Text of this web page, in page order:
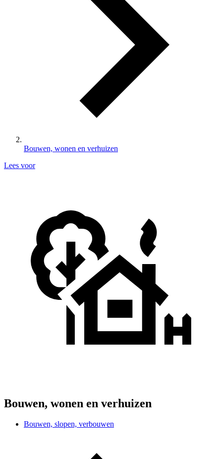
Bouwen, wonen en verhuizen
Lees voor
Bouwen, wonen en verhuizen
Bouwen, slopen, verbouwen